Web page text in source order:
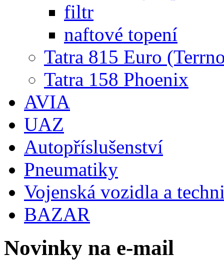
filtr
naftové topení
Tatra 815 Euro
Tatra 158 Phoenix
AVIA
UAZ
Autopříslušenství
Pneumatiky
Vojenská vozidla a
BAZAR
Novinky na e-mail